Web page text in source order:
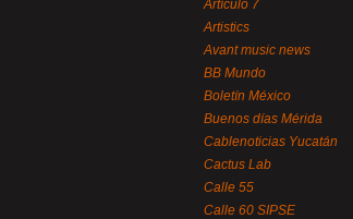
Artículo 7
Artistics
Avant music news
BB Mundo
Boletín México
Buenos días Mérida
Cablenoticias Yucatán
Cactus Lab
Calle 55
Calle 60 SIPSE